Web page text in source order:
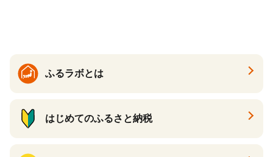
ふるラボとは
はじめてのふるさと納税